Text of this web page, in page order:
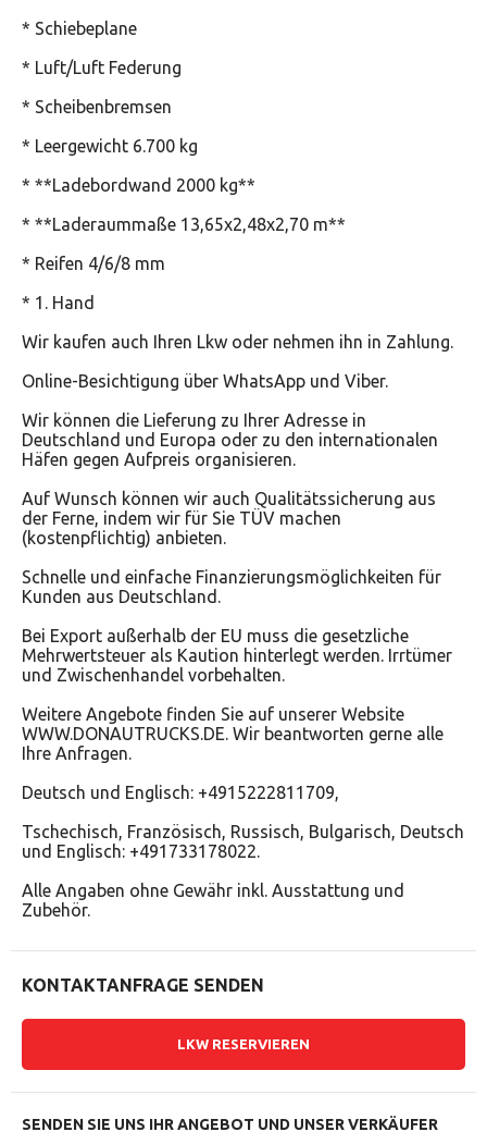
* Schiebeplane
* Luft/Luft Federung
* Scheibenbremsen
* Leergewicht 6.700 kg
* **Ladebordwand 2000 kg**
* **Laderaummaße 13,65x2,48x2,70 m**
* Reifen 4/6/8 mm
* 1. Hand
Wir kaufen auch Ihren Lkw oder nehmen ihn in Zahlung.
Online-Besichtigung über WhatsApp und Viber.
Wir können die Lieferung zu Ihrer Adresse in
Deutschland und Europa oder zu den internationalen
Häfen gegen Aufpreis organisieren.
Auf Wunsch können wir auch Qualitätssicherung aus
der Ferne, indem wir für Sie TÜV machen
(kostenpflichtig) anbieten.
Schnelle und einfache Finanzierungsmöglichkeiten für
Kunden aus Deutschland.
Bei Export außerhalb der EU muss die gesetzliche
Mehrwertsteuer als Kaution hinterlegt werden. Irrtümer
und Zwischenhandel vorbehalten.
Weitere Angebote finden Sie auf unserer Website
WWW.DONAUTRUCKS.DE. Wir beantworten gerne alle
Ihre Anfragen.
Deutsch und Englisch: +4915222811709,
Tschechisch, Französisch, Russisch, Bulgarisch, Deutsch
und Englisch: +491733178022.
Alle Angaben ohne Gewähr inkl. Ausstattung und
Zubehör.
KONTAKTANFRAGE SENDEN
LKW RESERVIEREN
SENDEN SIE UNS IHR ANGEBOT UND UNSER VERKÄUFER